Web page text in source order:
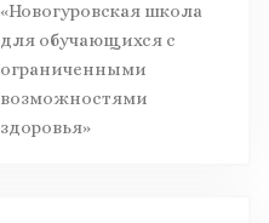
«Новогуровская школа
для обучающихся с
ограниченными
возможностями
здоровья»